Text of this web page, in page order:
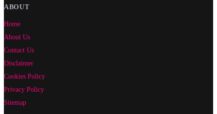
ABOUT
Home
About Us
Contact Us
Disclaimer
Cookies Policy
Privacy Policy
Sitemap